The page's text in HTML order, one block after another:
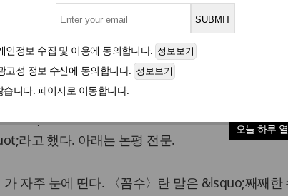
인정보 수집 및 이용에 동의합니다.
고성 정보 수신에 동의합니다.
습니다. 페이지로 이동합니다.
오늘 하루
우리 사회 &lt;꼼수&gt; 사라질 수 없나&rsquo;란
는 &quot;꼼수를 부리고 꼼수를 요청하는 사회는
&quot;정치권과 사회뿐만 아니라 우리 종교계도
라고 했다. 아래는 논평 전문.
자주 눈에 띤다. 〈꼼수〉란 말은 &lsquo;째째한